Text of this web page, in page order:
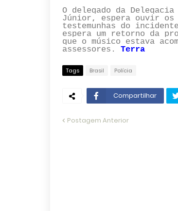
O delegado da
Júnior, espera ouvir
testemunhas do
espera um retorno da
que o músico estava
assessores. Terra
Tags Brasil Polícia
Compartilhar
Postagem Anterior